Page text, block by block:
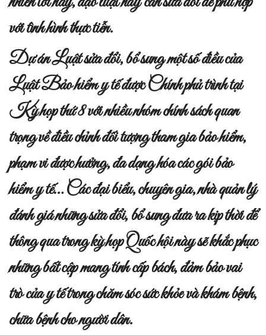
với tình hình thực tiễn.
Dự án Luật sửa đổi, bổ sung một số điều của
Luật Bảo hiểm y tế được Chính phủ trình tại
Kỳ họp thứ 8 với nhiều nhóm chính sách quan
trọng về điều chỉnh đối tượng tham gia bảo hiểm,
phạm vi được hưởng, đa dạng hóa các gói bảo
hiểm y tế… Các đại biểu, chuyên gia, nhà quản lý
đánh giá những sửa đổi, bổ sung đưa ra kịp thời để
thông qua trong kỳ họp Quốc hội này sẽ khắc phục
những bất cập mang tính cấp bách, đảm bảo vai
trò của y tế trong chăm sóc sức khỏe và khám bệnh,
chữa bệnh cho người dân.